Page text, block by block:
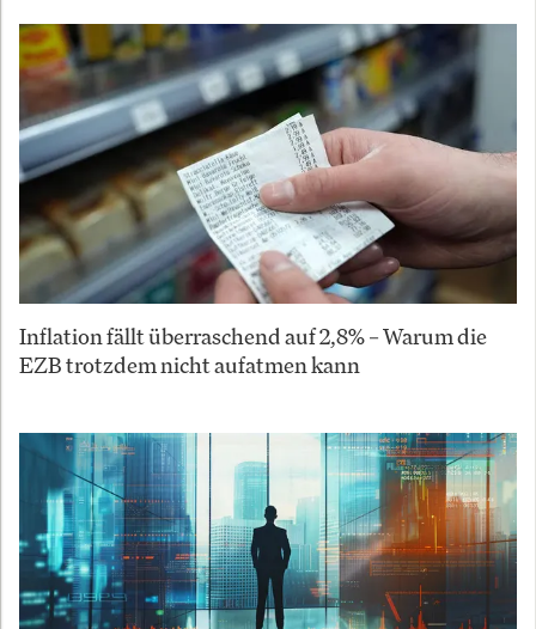
Inflation fällt überraschend auf 2,8% – Warum die
EZB trotzdem nicht aufatmen kann